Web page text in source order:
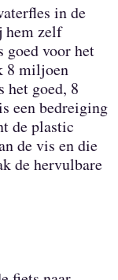
in de
hem zelf
voor het
8 miljoen
het goed, 8
een bedreiging
de plastic
de vis en die
de hervulbare